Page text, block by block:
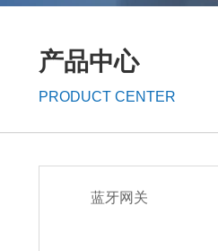
产品中心
PRODUCT CENTER
蓝牙网关